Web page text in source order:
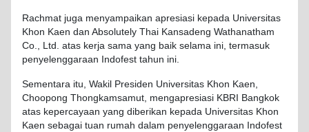
Rachmat juga menyampaikan apresiasi kepada Universitas
Khon Kaen dan Absolutely Thai Kansadeng Wathanatham
Co., Ltd. atas kerja sama yang baik selama ini, termasuk
penyelenggaraan Indofest tahun ini.
Sementara itu, Wakil Presiden Universitas Khon Kaen,
Choopong Thongkamsamut, mengapresiasi KBRI Bangkok
atas kepercayaan yang diberikan kepada Universitas Khon
Kaen sebagai tuan rumah dalam penyelenggaraan Indofest